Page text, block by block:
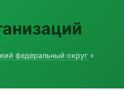
федеральный округ »